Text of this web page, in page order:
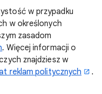
w przypadku
w określonych
zasadom
. Więcej informacji o
znajdziesz w
reklam politycznych
.